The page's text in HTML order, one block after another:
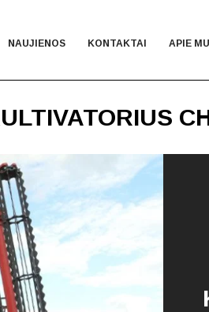
NAUJIENOS KONTAKTAI APIE